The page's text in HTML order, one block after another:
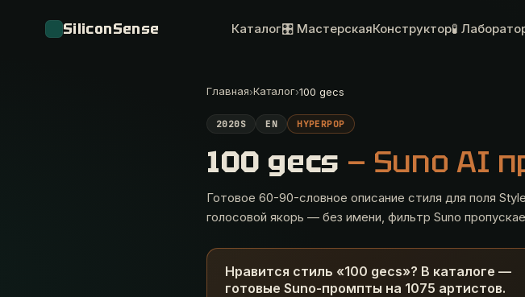
SiliconSense Каталог🎛 МастерскаяКонструктор🧪
Главная›Каталог›100 gecs
2020S EN HYPERPOP
100 gecs — Suno AI
Готовое 60-90-словное описание стиля для поля
голосовой якорь — без имени, фильтр Suno
Нравится стиль «100 gecs»? В каталоге —
готовые Suno-промпты на 1075 артистов.